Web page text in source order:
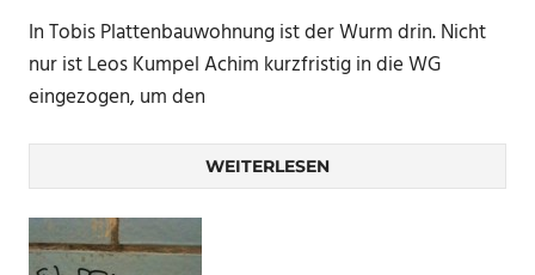
In Tobis Plattenbauwohnung ist der Wurm drin. Nicht
nur ist Leos Kumpel Achim kurzfristig in die WG
eingezogen, um den
WEITERLESEN